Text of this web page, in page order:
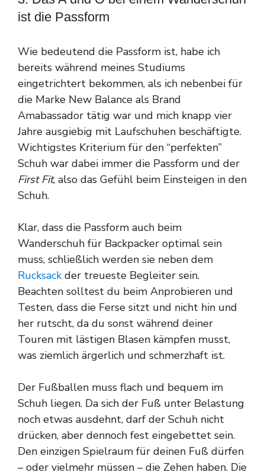
ist die Passform
Wie bedeutend die Passform ist, habe ich
bereits während meines Studiums
eingetrichtert bekommen, als ich nebenbei für
die Marke New Balance als Brand
Amabassador tätig war und mich knapp vier
Jahre ausgiebig mit Laufschuhen beschäftigte.
Wichtigstes Kriterium für den “perfekten”
Schuh war dabei immer die Passform und der
First Fit, also das Gefühl beim Einsteigen in den
Schuh.
Klar, dass die Passform auch beim
Wanderschuh für Backpacker optimal sein
muss, schließlich werden sie neben dem
Rucksackder treueste Begleiter sein.
Beachten solltest du beim Anprobieren und
Testen, dass die Ferse sitzt und nicht hin und
her rutscht, da du sonst während deiner
Touren mit lästigen Blasen kämpfen musst,
was ziemlich ärgerlich und schmerzhaft ist.
Der Fußballen muss flach und bequem im
Schuh liegen. Da sich der Fuß unter Belastung
noch etwas ausdehnt, darf der Schuh nicht
drücken, aber dennoch fest eingebettet sein.
Den einzigen Spielraum für deinen Fuß dürfen
– oder vielmehr müssen – die Zehen haben. Die